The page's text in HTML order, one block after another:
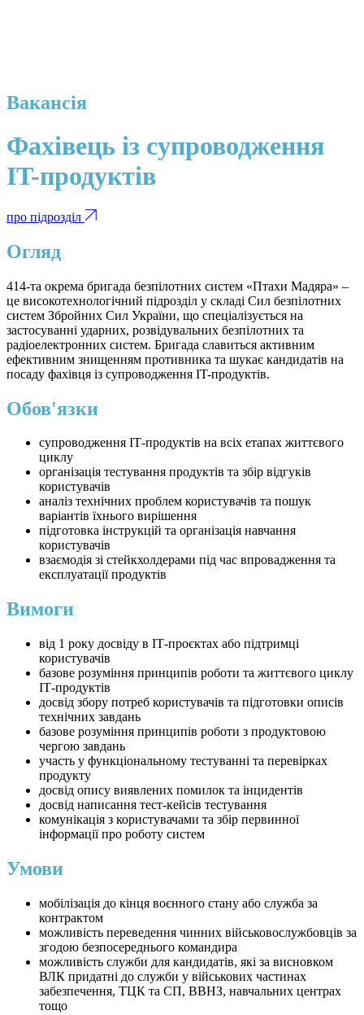
Вакансія
Фахівець із супроводження
IT-продуктів
про підрозділ
Огляд
414-та окрема бригада безпілотних систем «Птахи Мадяра» –
це високотехнологічний підрозділ у складі Сил безпілотних
систем Збройних Сил України, що спеціалізується на
застосуванні ударних, розвідувальних безпілотних та
радіоелектронних систем. Бригада славиться активним
ефективним знищенням противника та шукає кандидатів на
посаду фахівця із супроводження IT-продуктів.
Обов'язки
супроводження ІТ-продуктів на всіх етапах життєвого
циклу
організація тестування продуктів та збір відгуків
користувачів
аналіз технічних проблем користувачів та пошук
варіантів їхнього вирішення
підготовка інструкцій та організація навчання
користувачів
взаємодія зі стейкхолдерами під час впровадження та
експлуатації продуктів
Вимоги
від 1 року досвіду в ІТ-проєктах або підтримці
користувачів
базове розуміння принципів роботи та життєвого циклу
ІТ-продуктів
досвід збору потреб користувачів та підготовки описів
технічних завдань
базове розуміння принципів роботи з продуктовою
чергою завдань
участь у функціональному тестуванні та перевірках
продукту
досвід опису виявлених помилок та інцидентів
досвід написання тест-кейсів тестування
комунікація з користувачами та збір первинної
інформації про роботу систем
Умови
мобілізація до кінця воєнного стану або служба за
контрактом
можливість переведення чинних військовослужбовців за
згодою безпосереднього командира
можливість служби для кандидатів, які за висновком
ВЛК придатні до служби у військових частинах
забезпечення, ТЦК та СП, ВВНЗ, навчальних центрах
тощо